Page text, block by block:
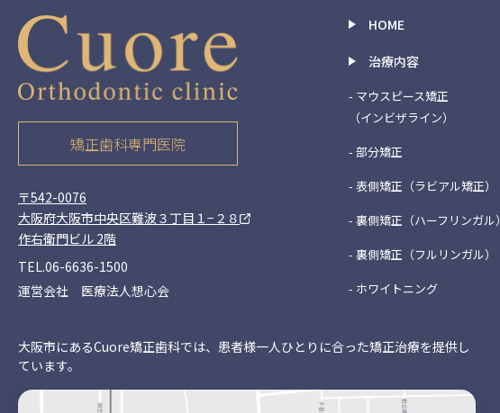
矯正歯科専門医院
〒542-0076
大阪府大阪市中央区難波３丁目１−２８
作右衛門ビル 2階
TEL.06-6636-1500
運営会社 医療法人想心会
HOME
治療内容
- マウスピース矯正
（インビザライン）
- 部分矯正
- 表側矯正 （ラビアル矯正）
- 裏側矯正 （ハーフリンガル）
- 裏側矯正 （フルリンガル）
- ホワイトニング
大阪市にあるCuore矯正歯科では、患者様一人ひとりに合った矯正治療を提供し
ています。